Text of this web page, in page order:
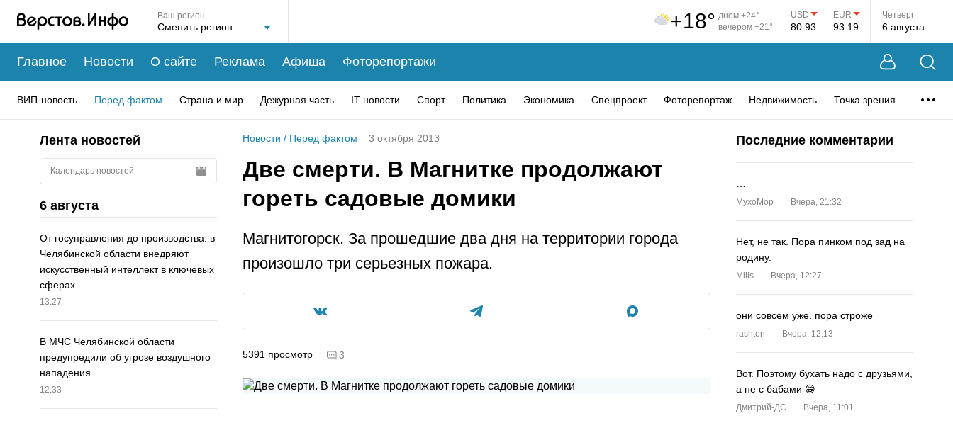
Ваш регион +18° днем +24°
вечером +21°
USD
80.93
EUR
93.19
Четверг
6 августа
Главное Новости О сайте Реклама Афиша Фоторепортажи
ВИП-новость Перед фактом Страна и мир Дежурная часть IT новости Спорт Политика Экономика Спецпроект Фоторепортаж Недвижимость Точка зрения
Лента новостей
Календарь новостей
6 августа
От госуправления до производства: в
Челябинской области внедряют
искусственный интеллект в ключевых
сферах
13:27
В МЧС Челябинской области
предупредили об угрозе воздушного
нападения
12:33
Новости / Перед фактом 3 октября 2013
Две смерти. В Магнитке продолжают
гореть садовые домики
Магнитогорск. За прошедшие два дня на территории города
произошло три серьезных пожара.
5391 просмотр 3
Последние комментарии
MyxoMop Вчера, 21:32
Нет, не так. Пора пинком под зад на
родину.
Mills Вчера, 12:27
они совсем уже. пора строже
rashton Вчера, 12:13
Вот. Поэтому бухать надо с друзьями,
а не с бабами 😁
Дмитрий-ДС Вчера, 11:01